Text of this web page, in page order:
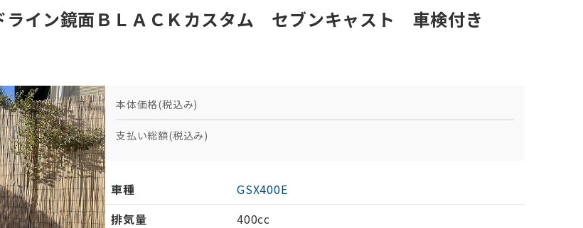
イン鏡面ＢＬＡＣＫカスタム セブンキャスト 車検付き
本体価格(税込み)
支払い総額(税込み)
車種
GSX400E
排気量
400cc